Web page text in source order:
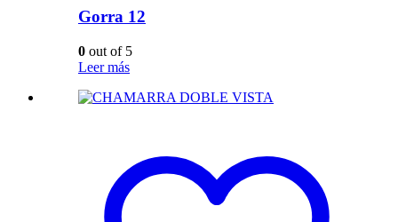
Gorra 12
0 out of 5
Leer más